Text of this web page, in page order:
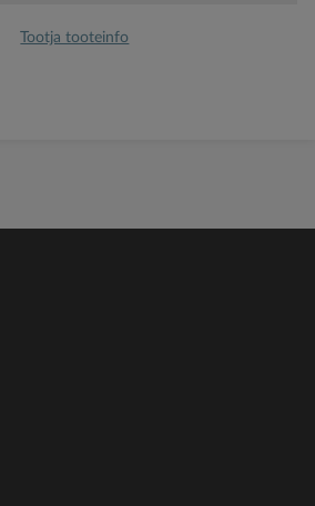
Tootja tooteinfo